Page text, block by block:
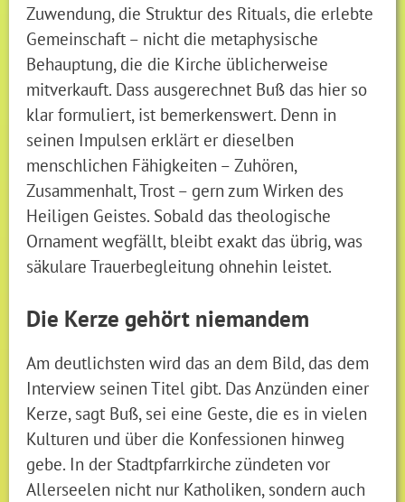
Zuwendung, die Struktur des Rituals, die erlebte
Gemeinschaft – nicht die metaphysische
Behauptung, die die Kirche üblicherweise
mitverkauft. Dass ausgerechnet Buß das hier so
klar formuliert, ist bemerkenswert. Denn in
seinen Impulsen erklärt er dieselben
menschlichen Fähigkeiten – Zuhören,
Zusammenhalt, Trost – gern zum Wirken des
Heiligen Geistes. Sobald das theologische
Ornament wegfällt, bleibt exakt das übrig, was
säkulare Trauerbegleitung ohnehin leistet.
Die Kerze gehört niemandem
Am deutlichsten wird das an dem Bild, das dem
Interview seinen Titel gibt. Das Anzünden einer
Kerze, sagt Buß, sei eine Geste, die es in vielen
Kulturen und über die Konfessionen hinweg
gebe. In der Stadtpfarrkirche zündeten vor
Allerseelen nicht nur Katholiken, sondern auch